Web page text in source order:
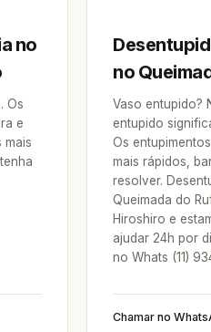
no
Os
e
mais
no
Vaso entupido?
entupido
Os
mais rápidos,
resolver.
Queimada do
Hiroshiro e
ajudar 24h por
no Whats (11)
Chamar no